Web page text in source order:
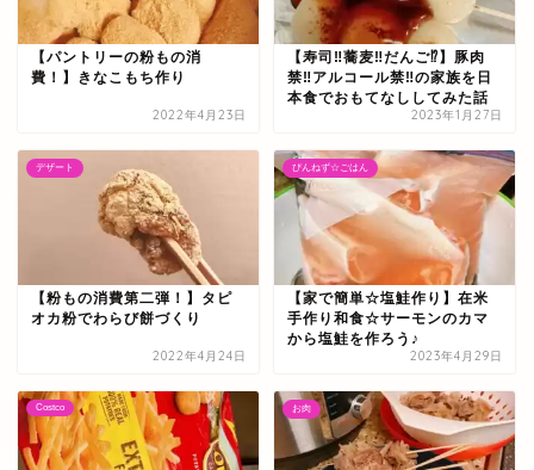
【パントリーの粉もの消
費！】きなこもち作り
2022年4月23日
【寿司‼蕎麦‼だんご⁉】豚肉
禁‼アルコール禁‼の家族を日
本食でおもてなししてみた話
2023年1月27日
デザート
【粉もの消費第二弾！】タピ
オカ粉でわらび餅づくり
2022年4月24日
ぴんねず☆ごはん
【家で簡単☆塩鮭作り】在米
手作り和食☆サーモンのカマ
から塩鮭を作ろう♪
2023年4月29日
Costco お肉